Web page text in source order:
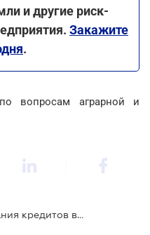
и другие риск-
Закажите
.
вопросам аграрной и
Фонд частичного гарантирования кредитов в сельском хозяйстве выдал первую гарантию на банковский кредит